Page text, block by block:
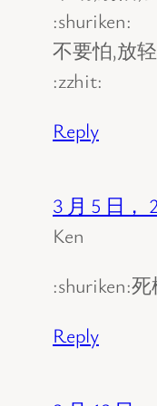
:shuriken:
不要怕,放
:zzhit:
Reply
3 月 5 日，
Ken
:shuriken:
Reply